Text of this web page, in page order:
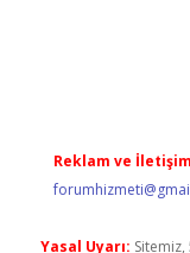
Reklam ve
Yasal Uyarı: